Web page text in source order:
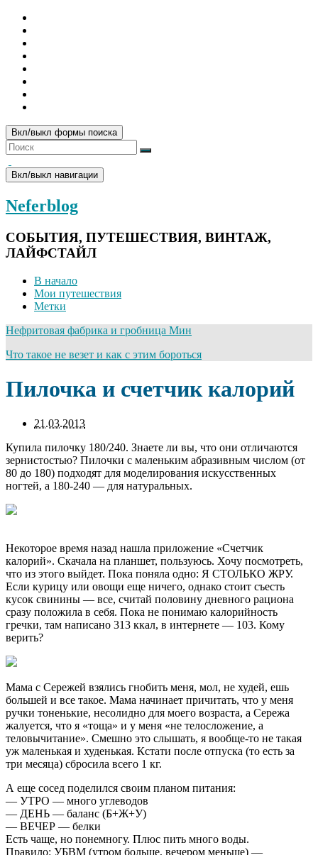
Вкл/выкл формы поиска
Вкл/выкл навигации
Neferblog
СОБЫТИЯ, ПУТЕШЕСТВИЯ, ВИНТАЖ,
ЛАЙФСТАЙЛ
В начало
Мои путешествия
Метки
Нефритовая фабрика и гробница Мин
Что такое не везет и как с этим бороться
Пилочка и счетчик калорий
21.03.2013
Купила пилочку 180/240. Знаете ли вы, что они отличаются
зернистостью? Пилочки с маленьким абразивным числом (от
80 до 180) подходят для моделирования искусственных
ногтей, а 180-240 — для натуральных.
Некоторое время назад нашла приложение «Счетчик
калорий». Скачала на планшет, пользуюсь. Хочу посмотреть,
что из этого выйдет. Пока поняла одно: Я СТОЛЬКО ЖРУ.
Если курицу или овощи еще ничего, однако стоит съесть
кусок свинины — все, считай половину дневного рациона
сразу положила в себя. Пока не понимаю калорийность
гречки, там написано 313 ккал, в интернете — 103. Кому
верить?
Мама с Сережей взялись гнобить меня, мол, не худей, ешь
большей и все такое. Мама начинает причитать, что у меня
ручки тоненькие, несолидно для моего возраста, а Сережа
жалуется, что я «тоща» и у меня «не телосложение, а
теловычитание». Смешно это слышать, я вообще-то не такая
уж маленькая и худенькая. Кстати после отпуска (то есть за
три месяца) сбросила всего 1 кг.
А еще сосед поделился своим планом питания:
— УТРО — много углеводов
— ДЕНЬ — баланс (Б+Ж+У)
— ВЕЧЕР — белки
Есть чаще, но понемногу. Плюс пить много воды.
Правило: УБВМ (утром больше, вечером меньше) —